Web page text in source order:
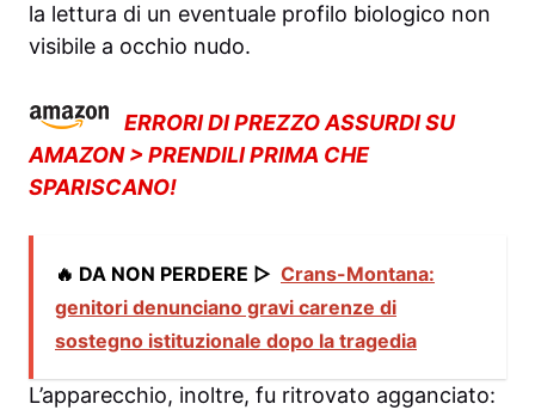
la lettura di un eventuale profilo biologico non
visibile a occhio nudo.
ERRORI DI PREZZO ASSURDI SU
AMAZON > PRENDILI PRIMA CHE
SPARISCANO!
🔥 DA NON PERDERE ▷ Crans-Montana:
genitori denunciano gravi carenze di
sostegno istituzionale dopo la tragedia
L’apparecchio, inoltre, fu ritrovato agganciato: